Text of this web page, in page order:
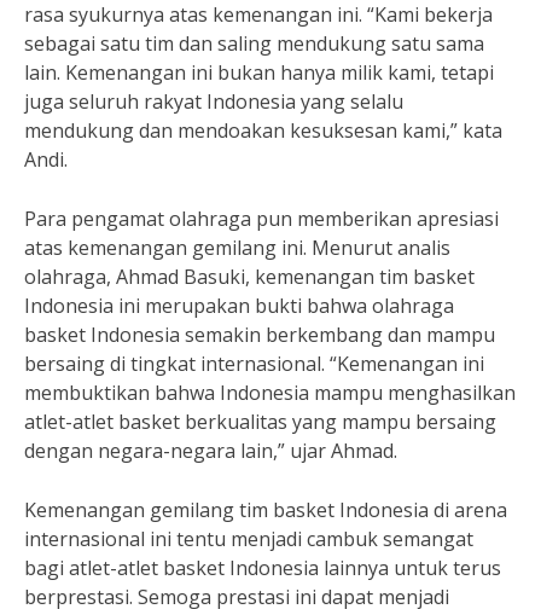
rasa syukurnya atas kemenangan ini. “Kami bekerja
sebagai satu tim dan saling mendukung satu sama
lain. Kemenangan ini bukan hanya milik kami, tetapi
juga seluruh rakyat Indonesia yang selalu
mendukung dan mendoakan kesuksesan kami,” kata
Andi.
Para pengamat olahraga pun memberikan apresiasi
atas kemenangan gemilang ini. Menurut analis
olahraga, Ahmad Basuki, kemenangan tim basket
Indonesia ini merupakan bukti bahwa olahraga
basket Indonesia semakin berkembang dan mampu
bersaing di tingkat internasional. “Kemenangan ini
membuktikan bahwa Indonesia mampu menghasilkan
atlet-atlet basket berkualitas yang mampu bersaing
dengan negara-negara lain,” ujar Ahmad.
Kemenangan gemilang tim basket Indonesia di arena
internasional ini tentu menjadi cambuk semangat
bagi atlet-atlet basket Indonesia lainnya untuk terus
berprestasi. Semoga prestasi ini dapat menjadi